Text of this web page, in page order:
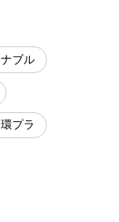
ブル
環プラ